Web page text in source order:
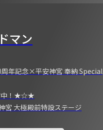
マン
周年記念×平安神宮 奉納 Special
中！★☆★
宮 大極殿前特設ステージ